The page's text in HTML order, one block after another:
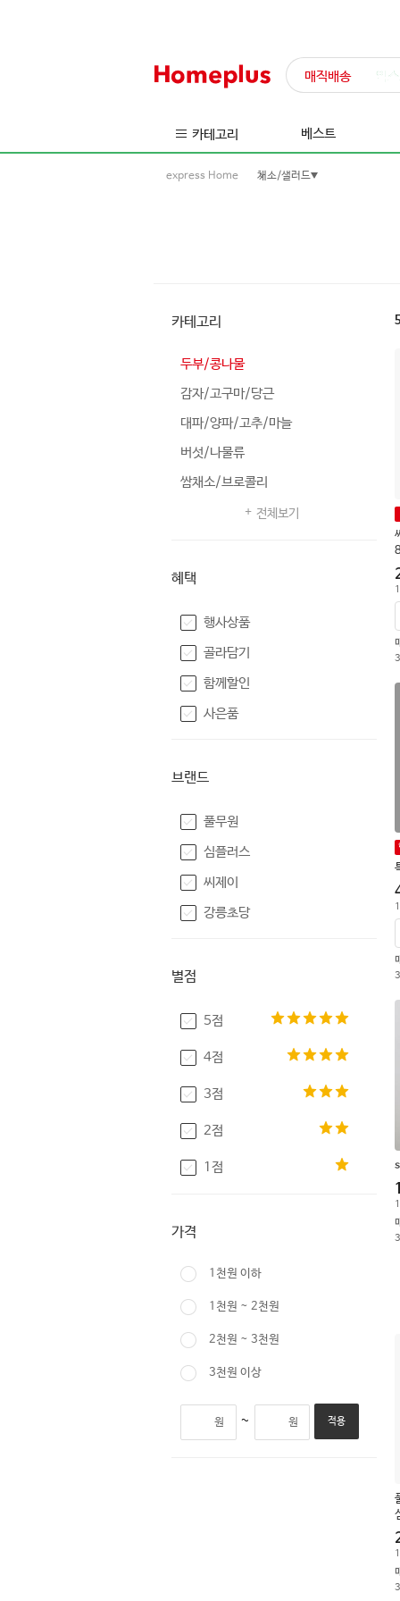
매직배송 익
카테고리 베스트
express Home 채소/샐러드
카테고리
두부/콩나물
감자/고구마/당근
대파/양파/고추/마늘
버섯/나물류
쌈채소/브로콜리
전체보기
혜택
행사상품
골라담기
함께할인
사은품
브랜드
풀무원
심플러스
씨제이
강릉초당
별점
5점
4점
3점
2점
1점
가격
1천원 이하
1천원 ~ 2천원
2천원 ~ 3천원
3천원 이상
원 ~ 원 적용